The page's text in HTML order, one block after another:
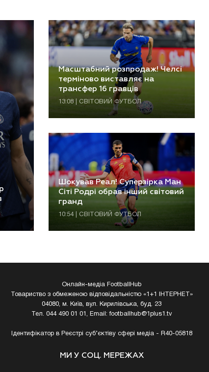
Масштабний розпродаж! Челсі
терміново виставляє на
трансфер 16 гравців
13:08 | СВІТОВИЙ ФУТБОЛ
Шокував Реал! Суперзірка Ман
Сіті Родрі обрав інший світовий
гранд
10:54 | СВІТОВИЙ ФУТБОЛ
Онлайн-медіа FootballHub
Товариство з обмеженою відповідальністю «1+1 ІНТЕРНЕТ»
04080, м. Київ, вул. Кирилівська, буд. 23
Тел. 044 490 01 01, Email:footballhub@1plus1.tv
Ідентифікатор в Реєстрі суб’єктіву сфері медіа - R40-05818
МИ У СОЦ. МЕРЕЖАХ